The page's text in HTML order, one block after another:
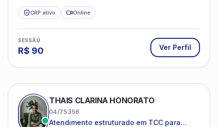
CRP ativo Online
SESSÃO
R$ 90 Ver Perfil
THAIS CLARINA HONORATO
04/75356
Atendimento estruturado em TCC para